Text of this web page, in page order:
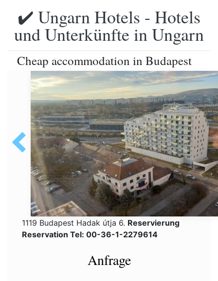
✔️ Ungarn Hotels - Hotels
und Unterkünfte in Ungarn
Cheap accommodation in Budapest
1119 Budapest Hadak útja 6. Reservierung
Reservation Tel: 00-36-1-2279614
Anfrage